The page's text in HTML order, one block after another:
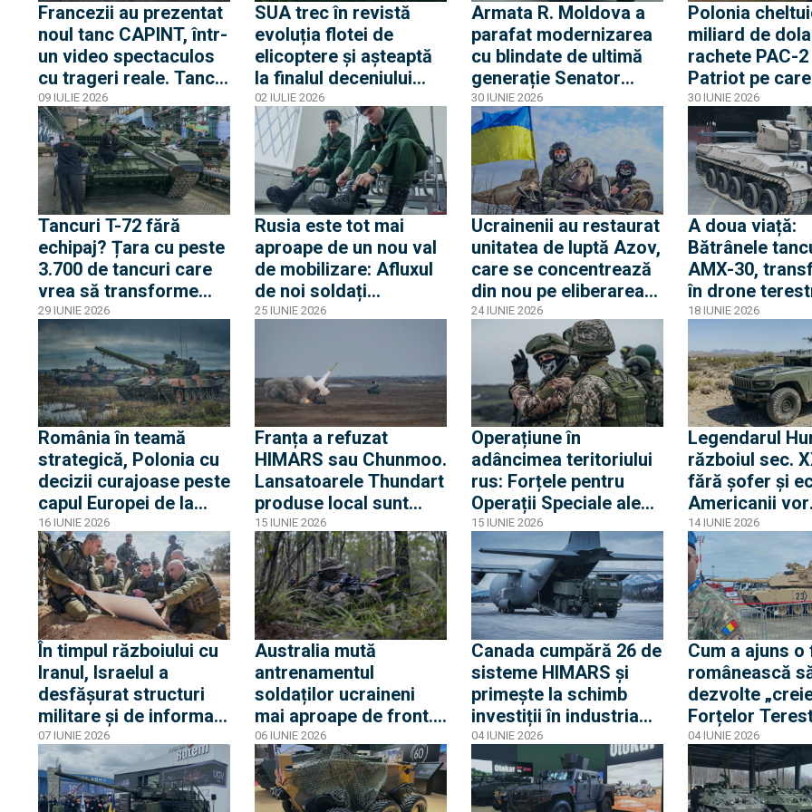
Francezii au prezentat
noul tanc CAPINT, într-
un video spectaculos
cu trageri reale. Tancul
va înlocui Leclerc, ca o
soluție intermediară
09 IULIE 2026
SUA trec în revistă
evoluția flotei de
elicoptere și așteaptă
la finalul deceniului
noul MV-75 care
primește tot nume de
trib: Cheyenne II, care
va înlocui legendarele
Black Hawk
02 IULIE 2026
Armata R. Moldova a
parafat modernizarea
cu blindate de ultimă
generație Senator
produse de compania
canadiană Roshel
30 IUNIE 2026
Polonia
miliard de
rachete PAC-2
Patriot pe care
România deja
Am fost mai
nivel de
rămânem în
negocieri și
30 IUNIE 2026
Tancuri T-72 fără
echipaj? Țara cu peste
3.700 de tancuri care
vrea să transforme
tancurile sovietice în
drone terestre
29 IUNIE 2026
Rusia este tot mai
aproape de un nou val
de mobilizare: Afluxul
de noi soldați
contractuali în armată
25 IUNIE 2026
Ucrainenii au restaurat
unitatea de luptă Azov,
care se concentrează
din nou pe eliberarea
localității Mariupol,
aflată sub ocupație
rusească
24 IUNIE 2026
A doua viață:
Bătrânele
AMX-30,
în drone
Francezii i-au
tancului și un
mm
18 IUNIE 2026
România în teamă
strategică, Polonia cu
decizii curajoase peste
capul Europei de la
începutul războiului:
Povestea celor 100 de
tancuri T-72 „furate”
16 IUNIE 2026
Franța a refuzat
HIMARS sau Chunmoo.
Lansatoarele Thundart
produse local sunt
alegerea pentru a fi
„regina artileriei
franceze”
15 IUNIE 2026
Operațiune în
adâncimea teritoriului
rus: Forțele pentru
Operații Speciale ale
Ucrainei au sabotat
stația de pompare
Palkino cu sprijinul
mișcării de rezistență
15 IUNIE 2026
Legendarul
războiul sec.
fără șofer și
Americanii vor
prezenta și
următoarea
blindatelor
dotarea
14 IUNIE 2026
În timpul războiului cu
Iranul, Israelul a
desfășurat structuri
militare și de informații
în Azerbaidjan
07 IUNIE 2026
Australia mută
antrenamentul
soldaților ucraineni
mai aproape de front.
Dar cine pe cine mai
învață, de fapt?
06 IUNIE 2026
Canada cumpără 26 de
sisteme HIMARS și
primește la schimb
investiții în industria
de apărare
04 IUNIE 2026
Cum a ajuns o
românească
dezvolte
Forțelor
Urmează
Abrams, după
digitalizarea
K9 sau JLTV
04 IUNIE 2026